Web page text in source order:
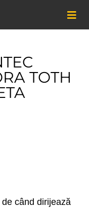
TOTH
când dirijează